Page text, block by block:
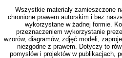
Wszystkie materiały zamieszczone
chronione prawem autorskim i bez
wykorzystane w żadnej formie.
przeznaczeniem wykorzystanie
wzorów, diagramów, zdjęć modeli,
niezgodne z prawem. Dotyczy to
pomysłów i projektów w publikacjach,